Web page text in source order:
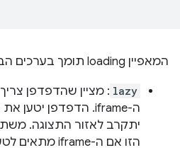
המאפיין loading תומך בערכים הבאים:
lazy : מציין שהדפדפן
יתקרב לאזור התצוגה.
הזו אם ה-iframe מתאים לטעינה איטית.